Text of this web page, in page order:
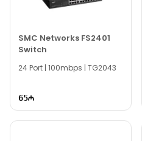
SMC Networks FS2401
Switch
24 Port | 100mbps | TG2043
65